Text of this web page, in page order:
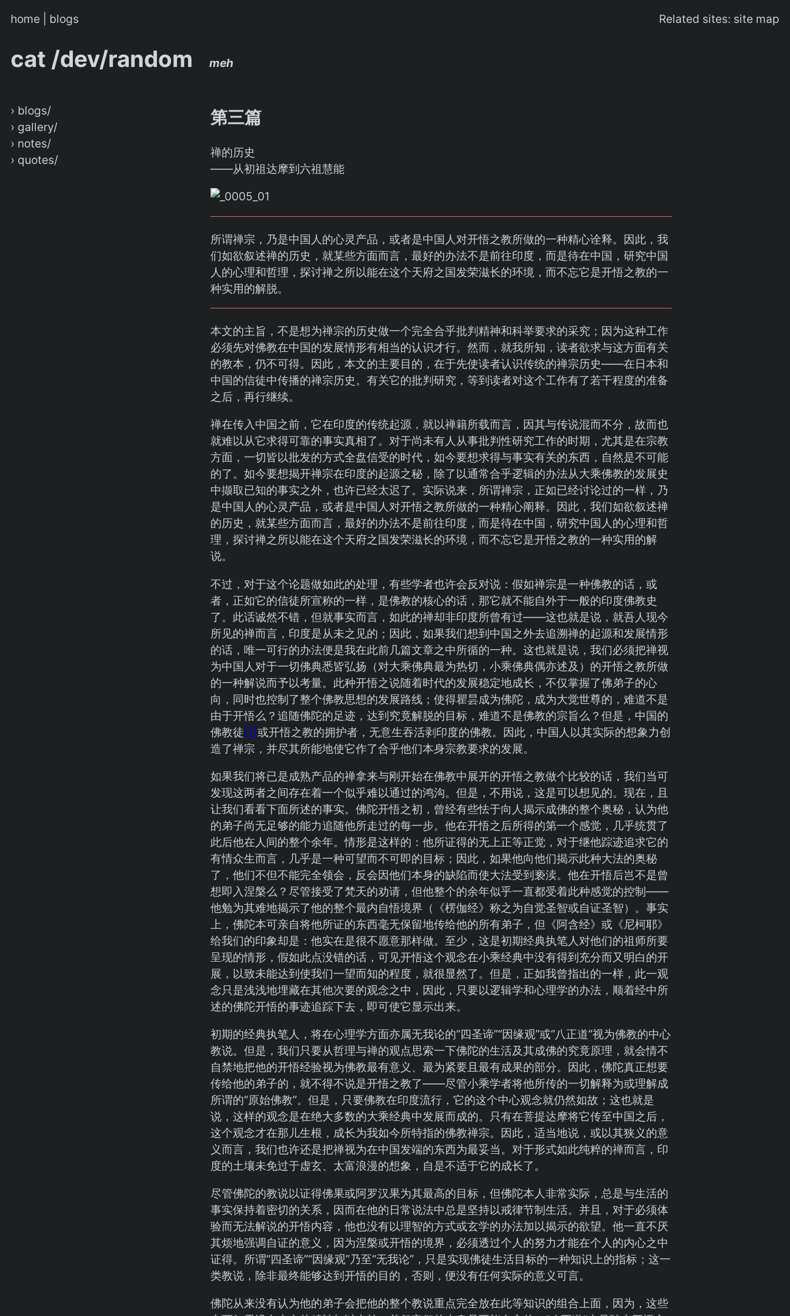
home blogs Related sites: site map
cat /dev/random meh
› blogs/
› gallery/
› notes/
› quotes/
第三篇
禅的历史
——从初祖达摩到六祖慧能
所谓禅宗，乃是中国人的心灵产品，或者是中国人对开悟之教所做的一种精心诠释。因此，我
们如欲叙述禅的历史，就某些方面而言，最好的办法不是前往印度，而是待在中国，研究中国
人的心理和哲理，探讨禅之所以能在这个天府之国发荣滋长的环境，而不忘它是开悟之教的一
种实用的解脱。
本文的主旨，不是想为禅宗的历史做一个完全合乎批判精神和科举要求的采究；因为这种工作
必须先对佛教在中国的发展情形有相当的认识才行。然而，就我所知，读者欲求与这方面有关
的教本，仍不可得。因此，本文的主要目的，在于先使读者认识传统的禅宗历史——在日本和
中国的信徒中传播的禅宗历史。有关它的批判研究，等到读者对这个工作有了若干程度的准备
之后，再行继续。
禅在传入中国之前，它在印度的传统起源，就以禅籍所载而言，因其与传说混而不分，故而也
就难以从它求得可靠的事实真相了。对于尚未有人从事批判性研究工作的时期，尤其是在宗教
方面，一切皆以批发的方式全盘信受的时代，如今要想求得与事实有关的东西，自然是不可能
的了。如今要想揭开禅宗在印度的起源之秘，除了以通常合乎逻辑的办法从大乘佛教的发展史
中撷取已知的事实之外，也许已经太迟了。实际说来，所谓禅宗，正如已经讨论过的一样，乃
是中国人的心灵产品，或者是中国人对开悟之教所做的一种精心阐释。因此，我们如欲叙述禅
的历史，就某些方面而言，最好的办法不是前往印度，而是待在中国，研究中国人的心理和哲
理，探讨禅之所以能在这个天府之国发荣滋长的环境，而不忘它是开悟之教的一种实用的解
说。
不过，对于这个论题做如此的处理，有些学者也许会反对说：假如禅宗是一种佛教的话，或
者，正如它的信徒所宣称的一样，是佛教的核心的话，那它就不能自外于一般的印度佛教史
了。此话诚然不错，但就事实而言，如此的禅却非印度所曾有过——这也就是说，就吾人现今
所见的禅而言，印度是从未之见的；因此，如果我们想到中国之外去追溯禅的起源和发展情形
的话，唯一可行的办法便是我在此前几篇文章之中所循的一种。这也就是说，我们必须把禅视
为中国人对于一切佛典悉皆弘扬（对大乘佛典最为热切，小乘佛典偶亦述及）的开悟之教所做
的一种解说而予以考量。此种开悟之说随着时代的发展稳定地成长，不仅掌握了佛弟子的心
向，同时也控制了整个佛教思想的发展路线；使得瞿昙成为佛陀，成为大觉世尊的，难道不是
由于开悟么？追随佛陀的足迹，达到究竟解脱的目标，难道不是佛教的宗旨么？但是，中国的
佛教徒[1]或开悟之教的拥护者，无意生吞活剥印度的佛教。因此，中国人以其实际的想象力创
造了禅宗，并尽其所能地使它作了合乎他们本身宗教要求的发展。
如果我们将已是成熟产品的禅拿来与刚开始在佛教中展开的开悟之教做个比较的话，我们当可
发现这两者之间存在着一个似乎难以通过的鸿沟。但是，不用说，这是可以想见的。现在，且
让我们看看下面所述的事实。佛陀开悟之初，曾经有些怯于向人揭示成佛的整个奥秘，认为他
的弟子尚无足够的能力追随他所走过的每一步。他在开悟之后所得的第一个感觉，几乎统贯了
此后他在人间的整个余年。情形是这样的：他所证得的无上正等正觉，对于继他踪迹追求它的
有情众生而言，几乎是一种可望而不可即的目标；因此，如果他向他们揭示此种大法的奥秘
了，他们不但不能完全领会，反会因他们本身的缺陷而使大法受到亵渎。他在开悟后岂不是曾
想即入涅槃么？尽管接受了梵天的劝请，但他整个的余年似乎一直都受着此种感觉的控制——
他勉为其难地揭示了他的整个最内自悟境界（《楞伽经》称之为自觉圣智或自证圣智）。事实
上，佛陀本可亲自将他所证的东西毫无保留地传给他的所有弟子，但《阿含经》或《尼柯耶》
给我们的印象却是：他实在是很不愿意那样做。至少，这是初期经典执笔人对他们的祖师所要
呈现的情形，假如此点没错的话，可见开悟这个观念在小乘经典中没有得到充分而又明白的开
展，以致未能达到使我们一望而知的程度，就很显然了。但是，正如我曾指出的一样，此一观
念只是浅浅地埋藏在其他次要的观念之中，因此，只要以逻辑学和心理学的办法，顺着经中所
述的佛陀开悟的事迹追踪下去，即可使它显示出来。
初期的经典执笔人，将在心理学方面亦属无我论的“四圣谛”“因缘观”或“八正道”视为佛教的中心
教说。但是，我们只要从哲理与禅的观点思索一下佛陀的生活及其成佛的究竟原理，就会情不
自禁地把他的开悟经验视为佛教最有意义、最为紧要且最有成果的部分。因此，佛陀真正想要
传给他的弟子的，就不得不说是开悟之教了——尽管小乘学者将他所传的一切解释为或理解成
所谓的“原始佛教”。但是，只要佛教在印度流行，它的这个中心观念就仍然如故；这也就是
说，这样的观念是在绝大多数的大乘经典中发展而成的。只有在菩提达摩将它传至中国之后，
这个观念才在那儿生根，成长为我如今所特指的佛教禅宗。因此，适当地说，或以其狭义的意
义而言，我们也许还是把禅视为在中国发端的东西为最妥当。对于形式如此纯粹的禅而言，印
度的土壤未免过于虚玄、太富浪漫的想象，自是不适于它的成长了。
尽管佛陀的教说以证得佛果或阿罗汉果为其最高的目标，但佛陀本人非常实际，总是与生活的
事实保持着密切的关系，因而在他的日常说法中总是坚持以戒律节制生活。并且，对于必须体
验而无法解说的开悟内容，他也没有以理智的方式或玄学的办法加以揭示的欲望。他一直不厌
其烦地强调自证的意义，因为涅槃或开悟的境界，必须透过个人的努力才能在个人的内心之中
证得。所谓“四圣谛”“因缘观”乃至“无我论”，只是实现佛徒生活目标的一种知识上的指标；这一
类教说，除非最终能够达到开悟的目的，否则，便没有任何实际的意义可言。
佛陀从来没有认为他的弟子会把他的整个教说重点完全放在此等知识的组合上面，因为，这些